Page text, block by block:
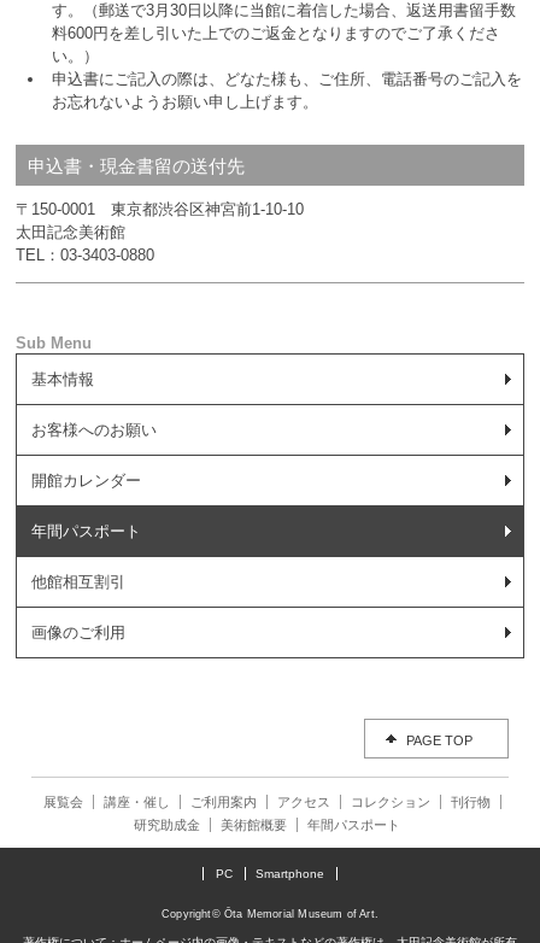
す。（郵送で3月30日以降に当館に着信した場合、返送用書留手数
料600円を差し引いた上でのご返金となりますのでご了承くださ
い。）
申込書にご記入の際は、どなた様も、ご住所、電話番号のご記入を
お忘れないようお願い申し上げます。
申込書・現金書留の送付先
〒150-0001 東京都渋谷区神宮前1-10-10
太田記念美術館
TEL：03-3403-0880
基本情報
お客様へのお願い
開館カレンダー
年間パスポート
他館相互割引
画像のご利用
PAGE TOP
展覧会 講座・催し ご利用案内 アクセス コレクション
刊行物
研究助成金
美術館概要 年間パスポート
PC Smartphone
Copyright© Ōta Memorial Museum of Art.